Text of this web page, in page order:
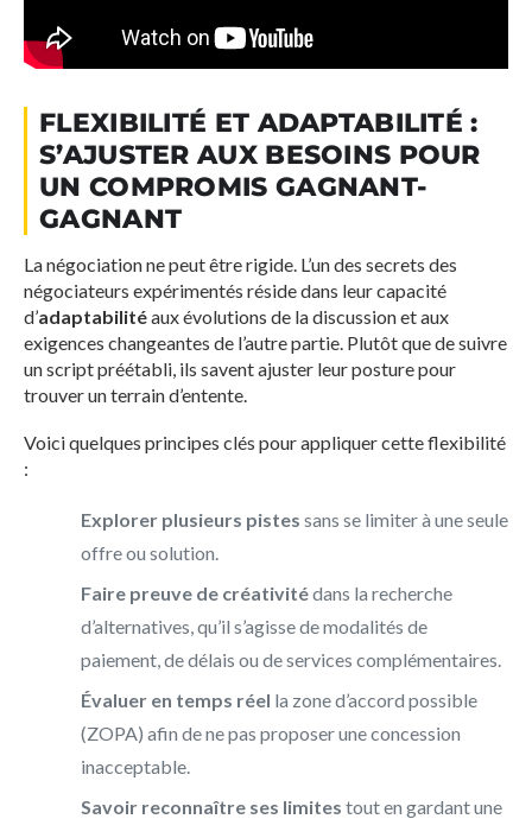
FLEXIBILITÉ ET ADAPTABILITÉ :
S’AJUSTER AUX BESOINS POUR
UN COMPROMIS GAGNANT-
GAGNANT
La négociation ne peut être rigide. L’un des secrets des
négociateurs expérimentés réside dans leur capacité
d’adaptabilitéaux évolutions de la discussion et aux
exigences changeantes de l’autre partie. Plutôt que de suivre
un script préétabli, ils savent ajuster leur posture pour
trouver un terrain d’entente.
Voici quelques principes clés pour appliquer cette flexibilité
:
Explorer plusieurs pistes sans se limiter à une seule
offre ou solution.
Faire preuve de créativitédans la recherche
d’alternatives, qu’il s’agisse de modalités de
paiement, de délais ou de services complémentaires.
Évaluer en temps réel la zone d’accord possible
(ZOPA) afin de ne pas proposer une concession
inacceptable.
Savoir reconnaître ses limites tout en gardant une